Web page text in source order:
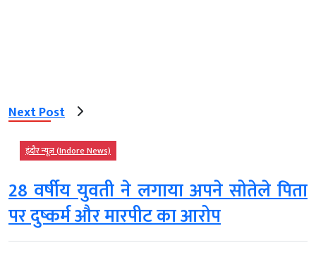
Next Post
इंदौर न्यूज़ (Indore News)
28 वर्षीय युवती ने लगाया अपने सोतेले पिता
पर दुष्कर्म और मारपीट का आरोप